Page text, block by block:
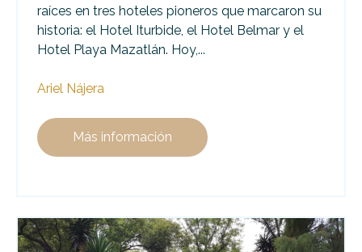
raíces en tres hoteles pioneros que marcaron su
historia: el Hotel Iturbide, el Hotel Belmar y el
Hotel Playa Mazatlán. Hoy,...
Ariel Nájera
Más información